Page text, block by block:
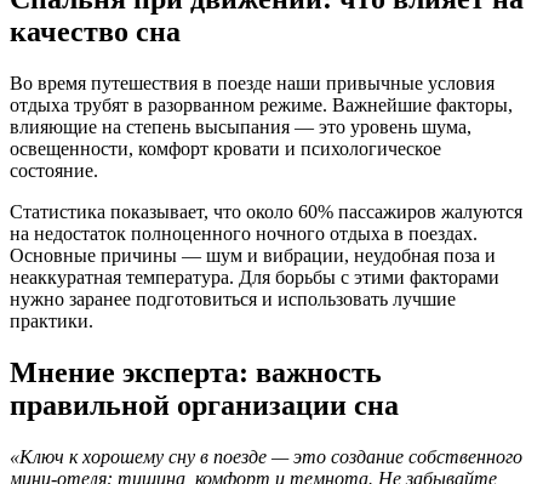
качество сна
Во время путешествия в поезде наши привычные условия
отдыха трубят в разорванном режиме. Важнейшие факторы,
влияющие на степень высыпания — это уровень шума,
освещенности, комфорт кровати и психологическое
состояние.
Статистика показывает, что около 60% пассажиров жалуются
на недостаток полноценного ночного отдыха в поездах.
Основные причины — шум и вибрации, неудобная поза и
неаккуратная температура. Для борьбы с этими факторами
нужно заранее подготовиться и использовать лучшие
практики.
Мнение эксперта: важность
правильной организации сна
«Ключ к хорошему сну в поезде — это создание собственного
мини-отеля: тишина, комфорт и темнота. Не забывайте